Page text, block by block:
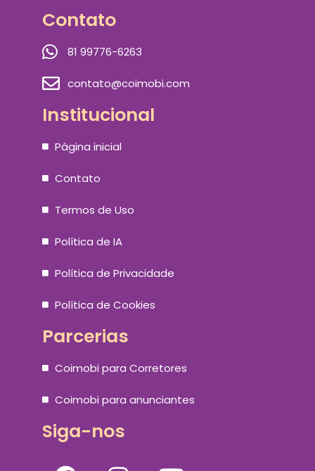
Contato
81 99776-6263
contato@coimobi.com
Institucional
Página inicial
Contato
Termos de Uso
Política de IA
Política de Privacidade
Política de Cookies
Parcerias
Coimobi para Corretores
Coimobi para anunciantes
Siga-nos